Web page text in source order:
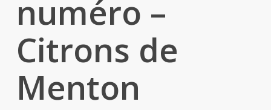
numéro –
Citrons de
Menton